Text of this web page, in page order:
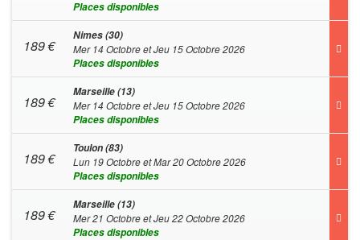
Places disponibles
189€
Nimes (30)
Mer 14 Octobre et Jeu 15 Octobre 2026
Places disponibles
189€
Marseille (13)
Mer 14 Octobre et Jeu 15 Octobre 2026
Places disponibles
189€
Toulon (83)
Lun 19 Octobre et Mar 20 Octobre 2026
Places disponibles
189€
Marseille (13)
Mer 21 Octobre et Jeu 22 Octobre 2026
Places disponibles